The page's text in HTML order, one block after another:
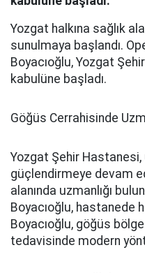
Yozgat halkına sağlık
sunulmaya başlandı.
Boyacıoğlu, Yozgat
kabulüne başladı.
Göğüs Cerrahisinde
Yozgat Şehir
güçlendirmeye devam
alanında uzmanlığı
Boyacıoğlu, hastanede
Boyacıoğlu, göğüs
tedavisinde modern